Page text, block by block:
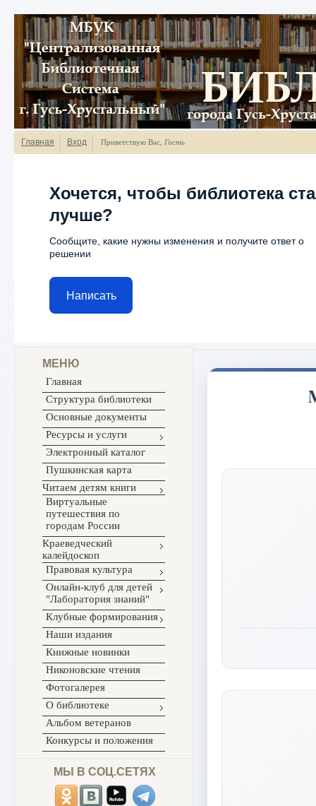
Главная Вход Приветствую Вас Гость
Хочется, чтобы библиотека
лучше?
Сообщите, какие нужны изменения и получите ответ о
решении
Написать
МЕНЮ
Главная
Структура библиотеки
Основные документы
Ресурсы и услуги
Электронный каталог
Пушкинская карта
Читаем детям книги
Виртуальные
путешествия по
городам России
Краеведческий
калейдоскоп
Правовая культура
Онлайн-клуб для детей
"Лаборатория знаний"
Клубные формирования
Наши издания
Книжные новинки
Никоновские чтения
Фотогалерея
О библиотеке
Альбом ветеранов
Конкурсы и положения
МЫ В СОЦ.СЕТЯХ